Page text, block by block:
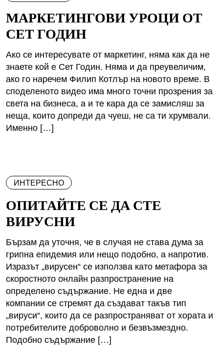
МАРКЕТИНГОВИ УРОЦИ ОТ
СЕТ ГОДИН
Ако се интересувате от маркетинг, няма как да не
знаете кой е Сет Годин. Няма и да преувеличим,
ако го наречем Филип Котлър на новото време. В
споделеното видео има много точни прозрения за
света на бизнеса, а и те кара да се замисляш за
неща, които допреди да чуеш, не са ти хрумвали.
Именно […]
ИНТЕРЕСНО
ОПИТАЙТЕ СЕ ДА СТЕ
ВИРУСНИ
Бързам да уточня, че в случая не става дума за
грипна епидемия или нещо подобно, а напротив.
Изразът „вирусен“ се използва като метафора за
скоростното онлайн разпространение на
определено съдържание. Не една и две
компании се стремят да създават такъв тип
„вируси“, които да се разпространяват от хората и
потребителите доброволно и безвъзмездно.
Подобно съдържание […]